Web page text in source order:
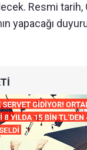
Resmi tarih,
yapacağı